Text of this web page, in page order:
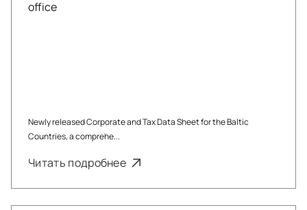
Newly released Corporate and Tax Data Sheet for the Baltic
Countries, a comprehe...
Читать подробнее